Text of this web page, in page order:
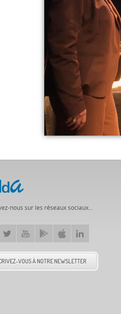
nous sur les réseaux sociaux...
VOUS À NOTRE NEWSLETTER